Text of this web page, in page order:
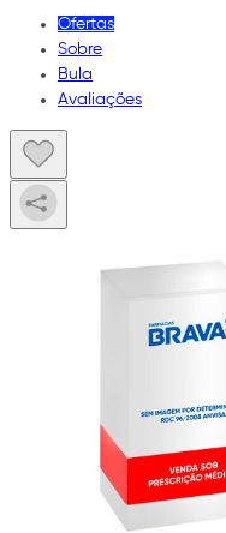
Ofertas
Sobre
Bula
Avaliações